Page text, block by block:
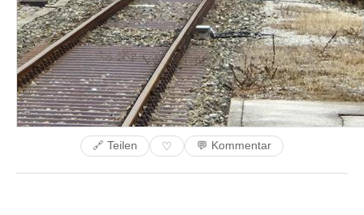
🔗 Teilen ♡ 💬 Kommentar